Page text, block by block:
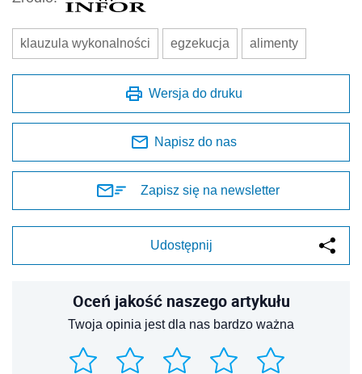
klauzula wykonalności egzekucja alimenty
Wersja do druku
Napisz do nas
Zapisz się na newsletter
Udostępnij
Oceń jakość naszego artykułu
Twoja opinia jest dla nas bardzo ważna